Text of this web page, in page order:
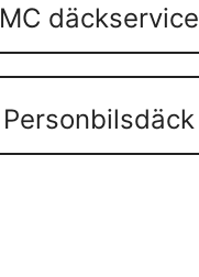
MC däckservice
Personbilsdäck